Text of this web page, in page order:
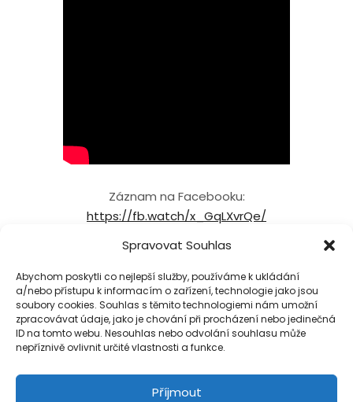
Spravovat Souhlas
Abychom poskytli co nejlepší služby, používáme k ukládání
a/nebo přístupu k informacím o zařízení, technologie jako jsou
soubory cookies. Souhlas s těmito technologiemi nám umožní
zpracovávat údaje, jako je chování při procházení nebo jedinečná
ID na tomto webu. Nesouhlas nebo odvolání souhlasu může
nepříznivě ovlivnit určité vlastnosti a funkce.
Příjmout
Záznam na Facebooku:
https://fb.watch/x_GqLXvrQe/
NAČÍST VÍCE